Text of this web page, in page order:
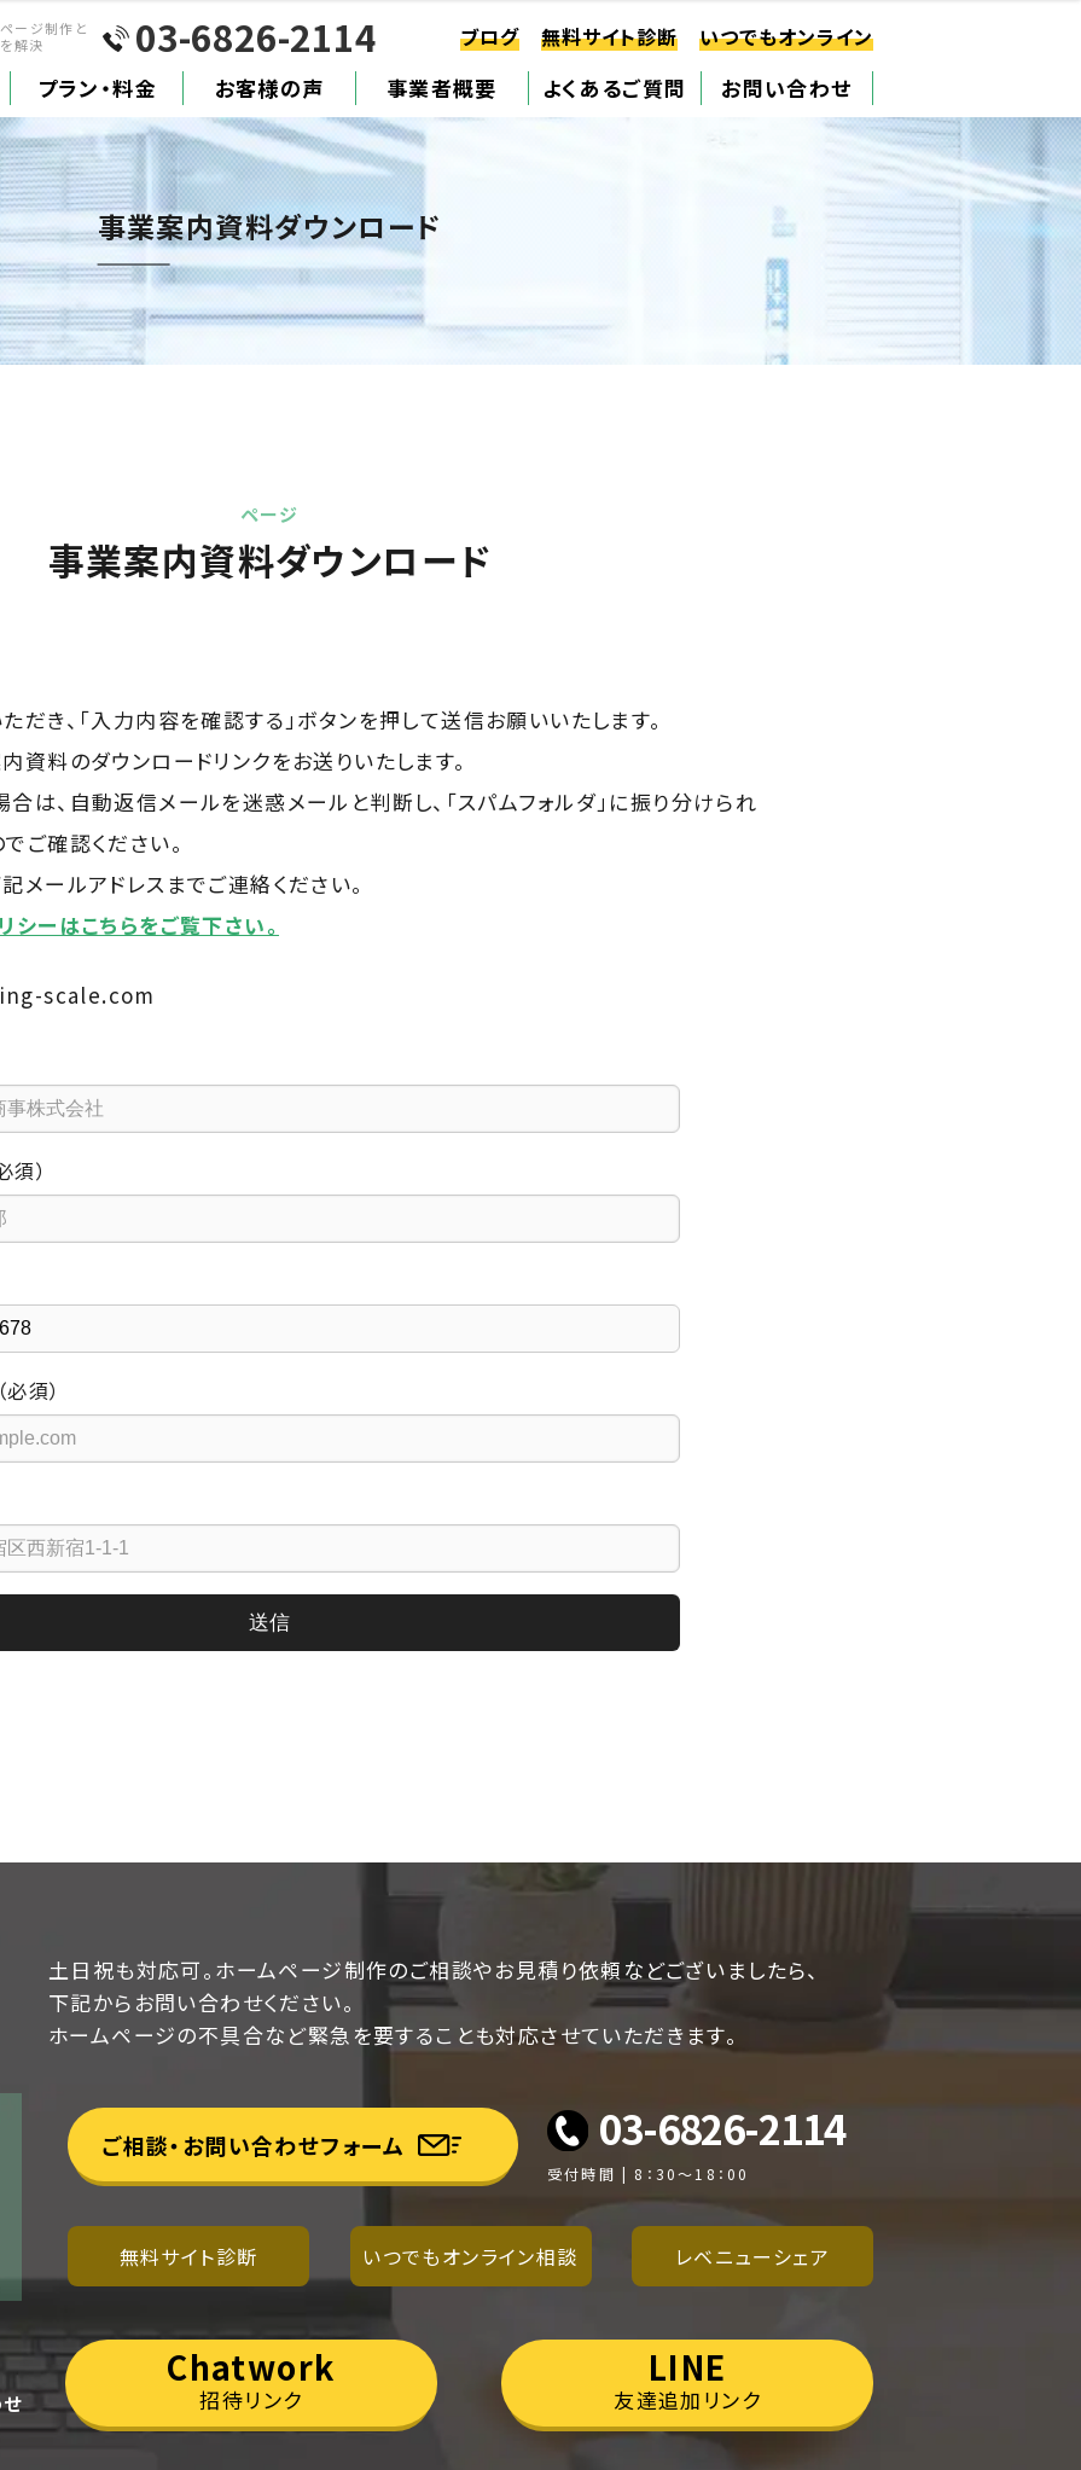
ージ制作と
解決
03-6826-2114 ブログ 無料サイト診断 いつでもオンライン
プラン・料金 お客様の声 事業者概要 よくあるご質問 お問い合わせ
事業案内資料ダウンロード
ページ
事業案内資料ダウンロード
だき、「入力内容を確認する」ボタンを押して送信お願いいたします。
資料のダウンロードリンクをお送りいたします。
は、自動返信メールを迷惑メールと判断し、「スパムフォルダ」に振り分けられ
ご確認ください。
メールアドレスまでご連絡ください。
ーはこちらをご覧下さい。
scale.com
須）
（必須）
土日祝も対応可。ホームページ制作のご相談やお見積り依頼などございましたら、
下記からお問い合わせください。
ホームページの不具合など緊急を要することも対応させていただきます。
ご相談・お問い合わせフォーム 03-6826-2114
受付時間 | 8：30～18：00
無料サイト診断 いつでもオンライン相談 レベニューシェア
Chatwork
招待リンク
LINE
友達追加リンク